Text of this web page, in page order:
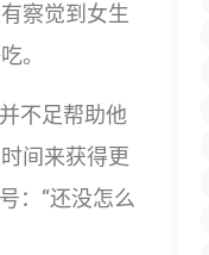
察觉到女生
。
不足帮助他
间来获得更
：“还没怎么